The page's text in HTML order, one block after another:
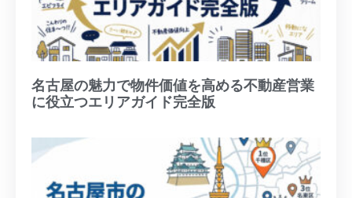
名古屋の魅力で物件価値を高める不動産営業
に役立つエリアガイド完全版